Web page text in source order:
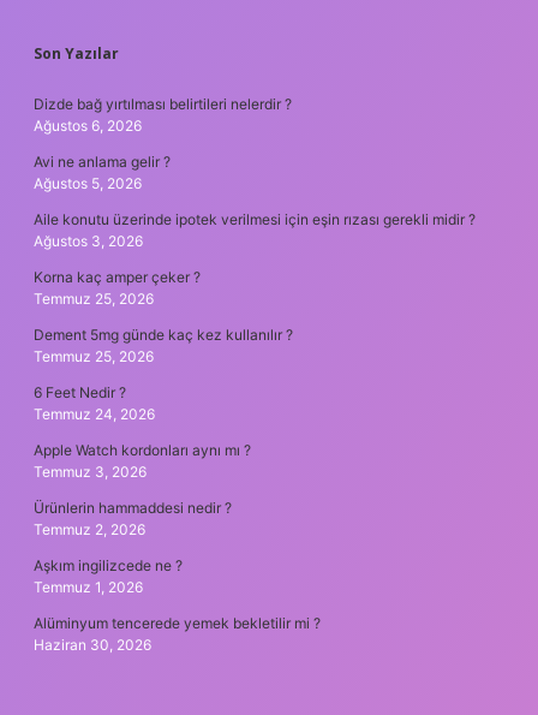
SIDEBAR
Son Yazılar
Dizde bağ yırtılması belirtileri nelerdir ?
Ağustos 6, 2026
Avi ne anlama gelir ?
Ağustos 5, 2026
Aile konutu üzerinde ipotek verilmesi için eşin rızası gerekli midir ?
Ağustos 3, 2026
Korna kaç amper çeker ?
Temmuz 25, 2026
Dement 5mg günde kaç kez kullanılır ?
Temmuz 25, 2026
6 Feet Nedir ?
Temmuz 24, 2026
Apple Watch kordonları aynı mı ?
Temmuz 3, 2026
Ürünlerin hammaddesi nedir ?
Temmuz 2, 2026
Aşkım ingilizcede ne ?
Temmuz 1, 2026
Alüminyum tencerede yemek bekletilir mi ?
Haziran 30, 2026